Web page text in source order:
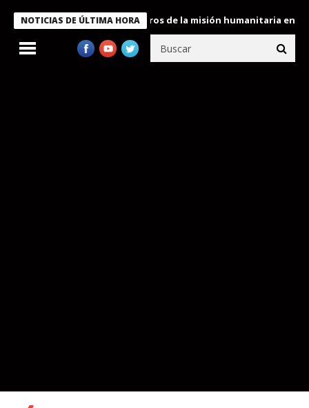
NOTICIAS DE ÚLTIMA HORA
Bukele condecora a miembros de la misión humanitaria enviada